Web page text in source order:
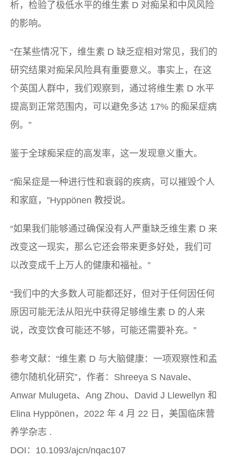
析，检验了极低水平的维生素 D 对痴呆和中风风险
的影响。
“在某些情况下，维生素 D 缺乏症相对常见，我们的
研究结果对痴呆风险具有重要意义。事实上，在这
个英国人群中，我们观察到，通过将维生素 D 水平
提高到正常范围内，可以避免多达 17% 的痴呆症病
例。”
鉴于全球痴呆症的高发率，这一发现意义重大。
“痴呆症是一种进行性和衰弱的疾病，可以摧毁个人
和家庭，”Hyppönen 教授说。
“如果我们能够通过确保没有人严重缺乏维生素 D 来
改变这一现实，那么它还会带来更多好处，我们可
以改变成千上万人的健康和福祉。”
“我们中的大多数人可能都还好，但对于任何因任何
原因可能无法从阳光中获得足够维生素 D 的人来
说，改变饮食可能还不够，可能还需要补充。”
参考文献：“维生素 D 与大脑健康：一项观察性和孟
德尔随机化研究”，作者：Shreeya S Navale、
Anwar Mulugeta、Ang Zhou、David J Llewellyn 和
Elina Hyppönen，2022 年 4 月 22 日， 美国临床营
养学杂志 .
DOI：10.1093/ajcn/nqac107